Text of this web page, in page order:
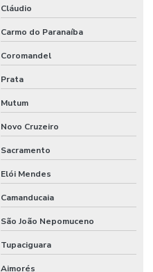
Cláudio
Carmo do Paranaíba
Coromandel
Prata
Mutum
Novo Cruzeiro
Sacramento
Elói Mendes
Camanducaia
São João Nepomuceno
Tupaciguara
Aimorés